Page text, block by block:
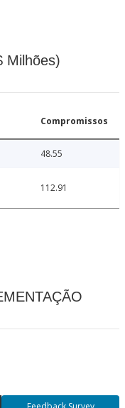
Milhões)
Compromissos
48.55
112.91